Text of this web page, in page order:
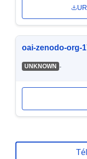
oai-zenodo-org-
UNKNOWN -